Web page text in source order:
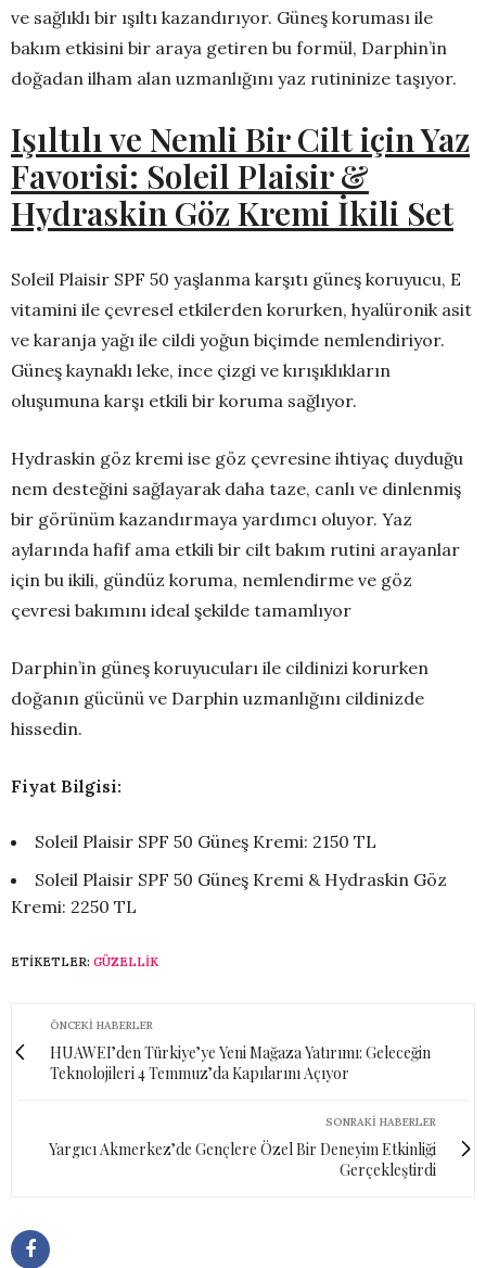
ve sağlıklı bir ışıltı kazandırıyor. Güneş koruması ile
bakım etkisini bir araya getiren bu formül, Darphin’in
doğadan ilham alan uzmanlığını yaz rutininize taşıyor.
Işıltılı ve Nemli Bir Cilt için Yaz
Favorisi: Soleil Plaisir &
Hydraskin Göz Kremi İkili Set
Soleil Plaisir SPF 50 yaşlanma karşıtı güneş koruyucu, E
vitamini ile çevresel etkilerden korurken, hyalüronik asit
ve karanja yağı ile cildi yoğun biçimde nemlendiriyor.
Güneş kaynaklı leke, ince çizgi ve kırışıklıkların
oluşumuna karşı etkili bir koruma sağlıyor.
Hydraskin göz kremi ise göz çevresine ihtiyaç duyduğu
nem desteğini sağlayarak daha taze, canlı ve dinlenmiş
bir görünüm kazandırmaya yardımcı oluyor. Yaz
aylarında hafif ama etkili bir cilt bakım rutini arayanlar
için bu ikili, gündüz koruma, nemlendirme ve göz
çevresi bakımını ideal şekilde tamamlıyor
Darphin’in güneş koruyucuları ile cildinizi korurken
doğanın gücünü ve Darphin uzmanlığını cildinizde
hissedin.
Fiyat Bilgisi:
Soleil Plaisir SPF 50 Güneş Kremi: 2150 TL
Soleil Plaisir SPF 50 Güneş Kremi & Hydraskin Göz
Kremi: 2250 TL
ETIKETLER: GÜZELLIK
ÖNCEKI HABERLER
HUAWEI’den Türkiye’ye Yeni Mağaza Yatırımı: Geleceğin
Teknolojileri 4 Temmuz’da Kapılarını Açıyor
SONRAKI HABERLER
Yargıcı Akmerkez’de Gençlere Özel Bir Deneyim Etkinliği
Gerçekleştirdi